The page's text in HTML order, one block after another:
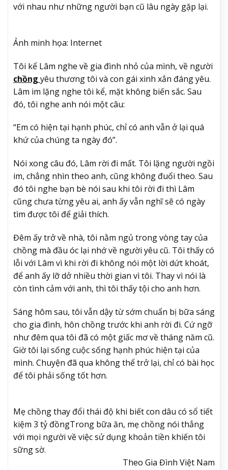
với nhau như những người bạn cũ lâu ngày gặp lại.
Ảnh minh họa: Internet
Tôi kể Lâm nghe về gia đình nhỏ của mình, về người
chồng yêu thương tôi và con gái xinh xắn đáng yêu.
Lâm im lặng nghe tôi kể, mặt không biến sắc. Sau
đó, tôi nghe anh nói một câu:
“Em có hiện tại hạnh phúc, chỉ có anh vẫn ở lại quá
khứ của chúng ta ngày đó”.
Nói xong câu đó, Lâm rời đi mất. Tôi lặng người ngồi
im, chẳng nhìn theo anh, cũng không đuổi theo. Sau
đó tôi nghe bạn bè nói sau khi tôi rời đi thì Lâm
cũng chưa từng yêu ai, anh ấy vẫn nghĩ sẽ có ngày
tìm được tôi để giải thích.
Đêm ấy trở về nhà, tôi nằm ngủ trong vòng tay của
chồng mà đầu óc lại nhớ về người yêu cũ. Tôi thấy có
lỗi với Lâm vì khi rời đi không nói một lời dứt khoát,
để anh ấy lỡ dở nhiều thời gian vì tôi. Thay vì nói là
còn tình cảm với anh, thì tôi thấy tội cho anh hơn.
Sáng hôm sau, tôi vẫn dậy từ sớm chuẩn bị bữa sáng
cho gia đình, hôn chồng trước khi anh rời đi. Cứ ngỡ
như đêm qua tôi đã có một giấc mơ về tháng năm cũ.
Giờ tôi lại sống cuộc sống hạnh phúc hiện tại của
mình. Chuyện đã qua không thể trở lại, chỉ có bài học
để tôi phải sống tốt hơn.
Mẹ chồng thay đổi thái độ khi biết con dâu có sổ tiết
kiệm 3 tỷ đồngTrong bữa ăn, mẹ chồng nói thẳng
với mọi người về việc sử dụng khoản tiền khiến tôi
sững sờ.
Theo Gia Đình Việt Nam